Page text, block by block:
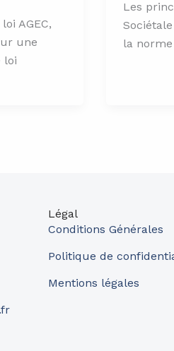
AGEC,
une
loi
Les
la norme
Légal
Conditions Générales
Politique de
Mentions légales